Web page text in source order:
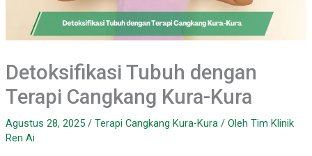
Detoksifikasi Tubuh dengan
Terapi Cangkang Kura-Kura
Agustus 28, 2025 / Terapi Cangkang Kura-Kura/ Oleh Tim Klinik
Ren Ai